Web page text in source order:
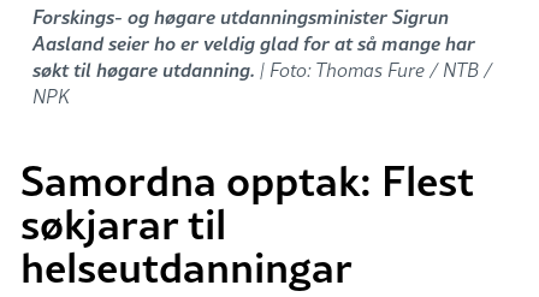
Forskings- og høgare utdanningsminister Sigrun
Aasland seier ho er veldig glad for at så mange har
søkt til høgare utdanning. | Foto: Thomas Fure / NTB /
NPK
Samordna opptak: Flest
søkjarar til
helseutdanningar